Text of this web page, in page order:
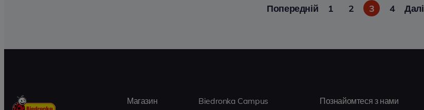
Попередній 1 2 3 4 Далі
Магазин
Biedronka Campus
Познайомтеся з нами